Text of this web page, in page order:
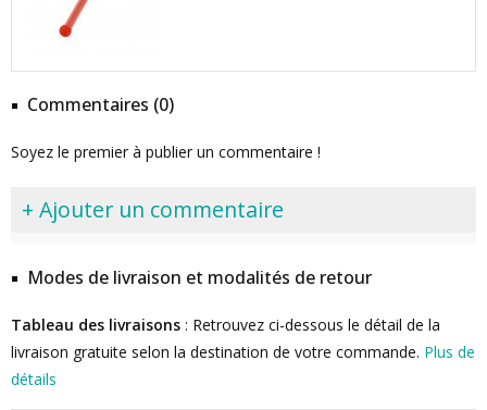
Commentaires (0)
Soyez le premier à publier un commentaire !
+ Ajouter un commentaire
Modes de livraison et modalités de retour
Tableau des livraisons : Retrouvez ci-dessous le détail de la
livraison gratuite selon la destination de votre commande. Plus de
détails